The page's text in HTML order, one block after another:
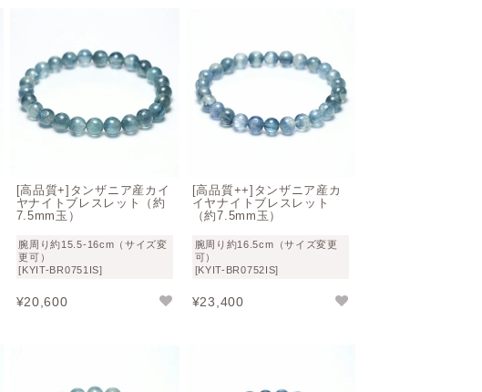
[高品質+]タンザニア産カイ
ヤナイトブレスレット（約
7.5mm玉）
腕周り約15.5-16cm（サイズ変
更可）
[KYIT-BR0751IS]
¥20,600
[高品質++]タンザニア産カ
イヤナイトブレスレット
（約7.5mm玉）
腕周り約16.5cm（サイズ変更
可）
[KYIT-BR0752IS]
¥23,400